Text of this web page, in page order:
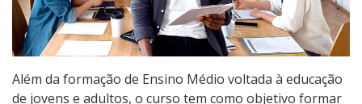
Educação de Jovens e Adultos
Transferências e retornos
PartiuIF
Além da formação de Ensino Médio voltada à educação
de jovens e adultos, o curso tem como objetivo formar